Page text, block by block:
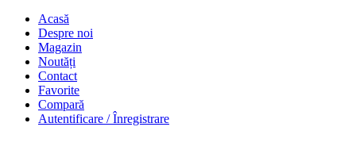
Acasă
Despre noi
Magazin
Noutăți
Contact
Favorite
Compară
Autentificare / Înregistrare